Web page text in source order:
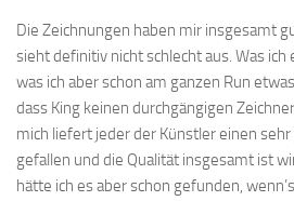
Die Zeichnungen haben mir insgesamt
sieht definitiv nicht schlecht aus. Was ich
was ich aber schon am ganzen Run
dass King keinen durchgängigen
mich liefert jeder der Künstler einen
gefallen und die Qualität insgesamt ist
hätte ich es aber schon gefunden,